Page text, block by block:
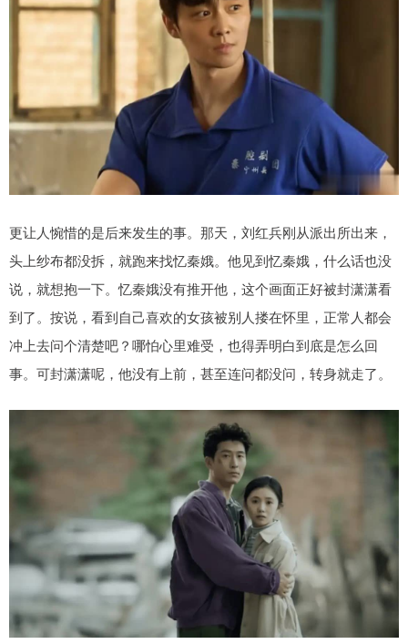
更让人惋惜的是后来发生的事。那天，刘红兵刚从派出所出来，
头上纱布都没拆，就跑来找忆秦娥。他见到忆秦娥，什么话也没
说，就想抱一下。忆秦娥没有推开他，这个画面正好被封潇潇看
到了。按说，看到自己喜欢的女孩被别人搂在怀里，正常人都会
冲上去问个清楚吧？哪怕心里难受，也得弄明白到底是怎么回
事。可封潇潇呢，他没有上前，甚至连问都没问，转身就走了。